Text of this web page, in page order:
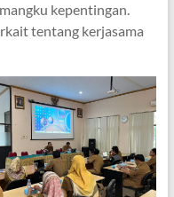
kepentingan.
tentang kerjasama